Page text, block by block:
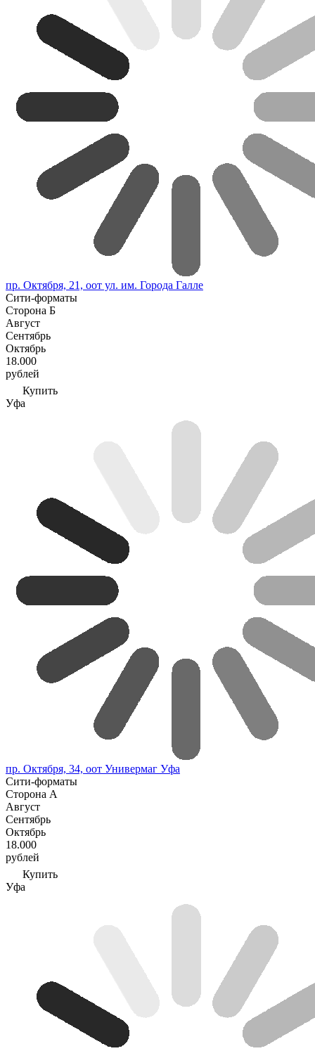
пр. Октября, 21, оот ул. им. Города Галле
Сити-форматы
Сторона Б
Август
Сентябрь
Октябрь
18.000
рублей
Купить
Уфа
пр. Октября, 34, оот Универмаг Уфа
Сити-форматы
Сторона А
Август
Сентябрь
Октябрь
18.000
рублей
Купить
Уфа